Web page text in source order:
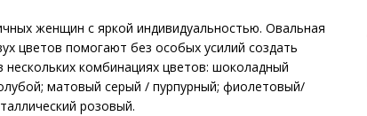
женщин с яркой индивидуальностью. Овальная
цветов помогают без особых усилий создать
комбинациях цветов: шоколадный
матовый серый / пурпурный; фиолетовый/
розовый.